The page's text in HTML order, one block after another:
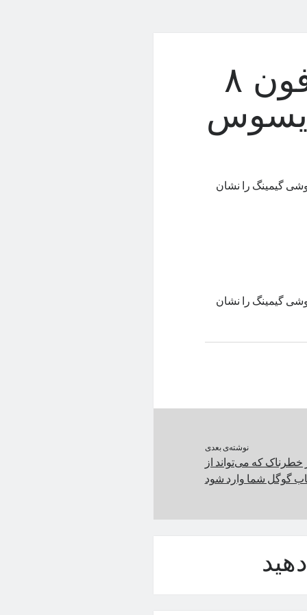
افشای تصاویر راگ فون ۸
این گوشی گیمینگ را نشان
این گوشی گیمینگ را نشان
نوشته‌ی بعدی
که می‌تواند از
گوگل شما وارد شود